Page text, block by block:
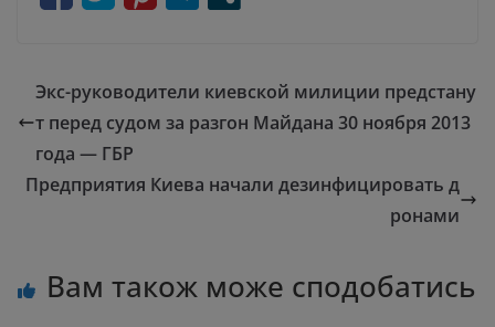
Экс-руководители киевской милиции предстану
т перед судом за разгон Майдана 30 ноября 2013
года — ГБР
Предприятия Киева начали дезинфицировать д
ронами
Вам також може сподобатись